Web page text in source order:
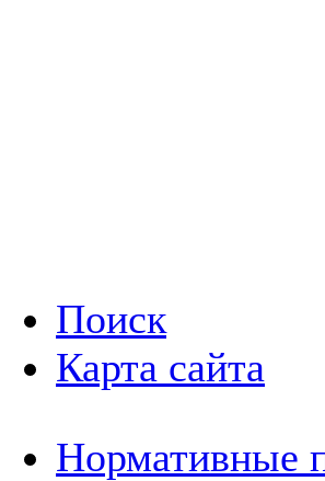
Поиск
Карта сайта
Нормативные